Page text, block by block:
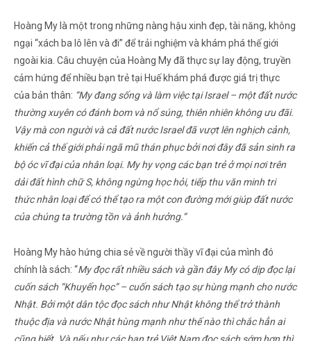
Hoàng My là một trong những nàng hậu xinh đẹp, tài năng, không
ngại “xách ba lô lên và đi” để trải nghiệm và khám phá thế giới
ngoài kia. Câu chuyện của Hoàng My đã thực sự lay động, truyền
cảm hứng để nhiều bạn trẻ tại Huế khám phá được giá trị thực
của bản thân: “My đang sống và làm việc tại Israel – một đất nước
thường xuyên có đánh bom và nổ súng, thiên nhiên không ưu đãi.
Vậy mà con người và cả đất nước Israel đã vượt lên nghịch cảnh,
khiến cả thế giới phải ngã mũ thán phục bởi nơi đây đã sản sinh ra
bộ óc vĩ đại của nhân loại. My hy vọng các bạn trẻ ở mọi nơi trên
dải đất hình chữ S, không ngừng học hỏi, tiếp thu văn minh tri
thức nhân loại để có thể tạo ra một con đường mới giúp đất nước
của chúng ta trường tồn và ảnh hưởng.”
Hoàng My hào hứng chia sẻ về người thầy vĩ đại của mình đó
chính là sách: “My đọc rất nhiều sách và gần đây My có dịp đọc lại
cuốn sách “Khuyến học” – cuốn sách tạo sự hùng mạnh cho nước
Nhật. Bởi một dân tộc đọc sách như Nhật không thể trở thành
thuộc địa và nước Nhật hùng mạnh như thế nào thì chắc hẳn ai